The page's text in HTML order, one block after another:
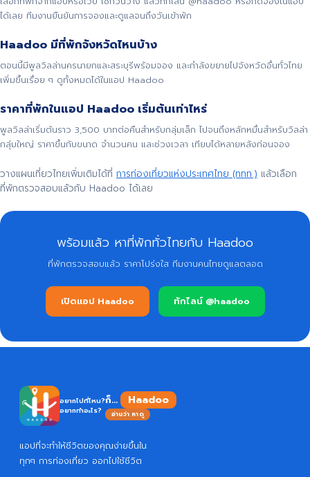
ได้เลย ทีมงานยืนยันการจองและดูแลจนถึงวันเข้าพัก
Haadoo มีที่พักจังหวัดไหนบ้าง
ตอนนี้มีพูลวิลล่านครนายกและสระบุรีพร้อมจอง และกำลังขยายไปจังหวัดอื่นทั่วไทย
เพิ่มขึ้นเรื่อย ๆ ดูทั้งหมดได้ในแอป Haadoo
ราคาที่พักในแอป Haadoo เริ่มต้นเท่าไหร่
พูลวิลล่าเริ่มต้นราว 3,500 บาทต่อคืนสำหรับกลุ่มเล็ก ไปจนถึงหลักหมื่นสำหรับวิลล่า
กลุ่มใหญ่ ราคาขึ้นกับขนาด จำนวนคน และช่วงเวลา เทียบได้หลายหลังก่อนจอง
วางแผนเที่ยวไทยเพิ่มเติมได้ที่ การท่องเที่ยวแห่งประเทศไทย (ททท.) แล้วเลือก
ที่พักตรวจสอบแล้วกับ Haadoo ได้เลย
พร้อมแล้ว หาที่พักทั่วไทยกับ Haadoo
ที่พักตรวจสอบแล้ว ราคาโปร่งใส ทีมงานคนไทยดูแลตลอด
เปิดแอป Haadoo ทักไลน์ @haadoo
อยากไปที่ไหน?
อยากทำอะไร?
ก็... Haadoo
อ่านว่า หาดู
แอปที่จะทำให้ชีวิตของคุณง่ายขึ้นใน
ทุกๆ การท่องเที่ยว ออกไปใช้ชีวิต